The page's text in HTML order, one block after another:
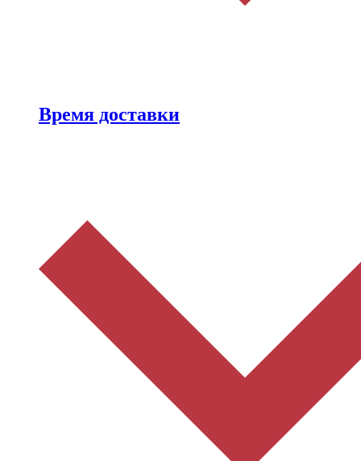
Время доставки